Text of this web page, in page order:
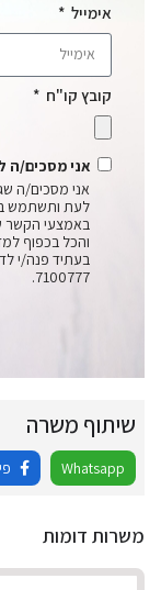
אימייל
קובץ קו"ח
אני מסכים/ה
אני מסכים/ה
לעת ותשתמש
באמצעי הקשר
והכל בכפוף
בעתיד פנה/י
7100777.
שיתוף משרה
Whatsapp
משרות דומות